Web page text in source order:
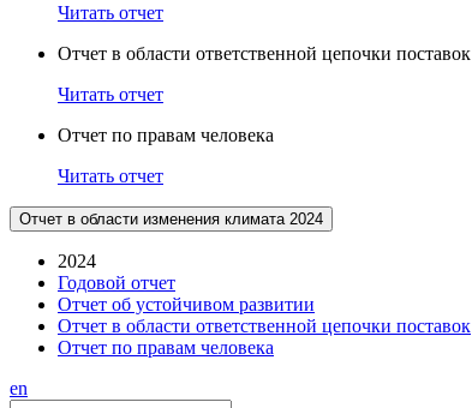
Читать отчет
Отчет в области ответственной цепочки поставок
Читать отчет
Отчет по правам человека
Читать отчет
Отчет в области изменения климата 2024
2024
Годовой отчет
Отчет об устойчивом развитии
Отчет в области ответственной цепочки поставок
Отчет по правам человека
en